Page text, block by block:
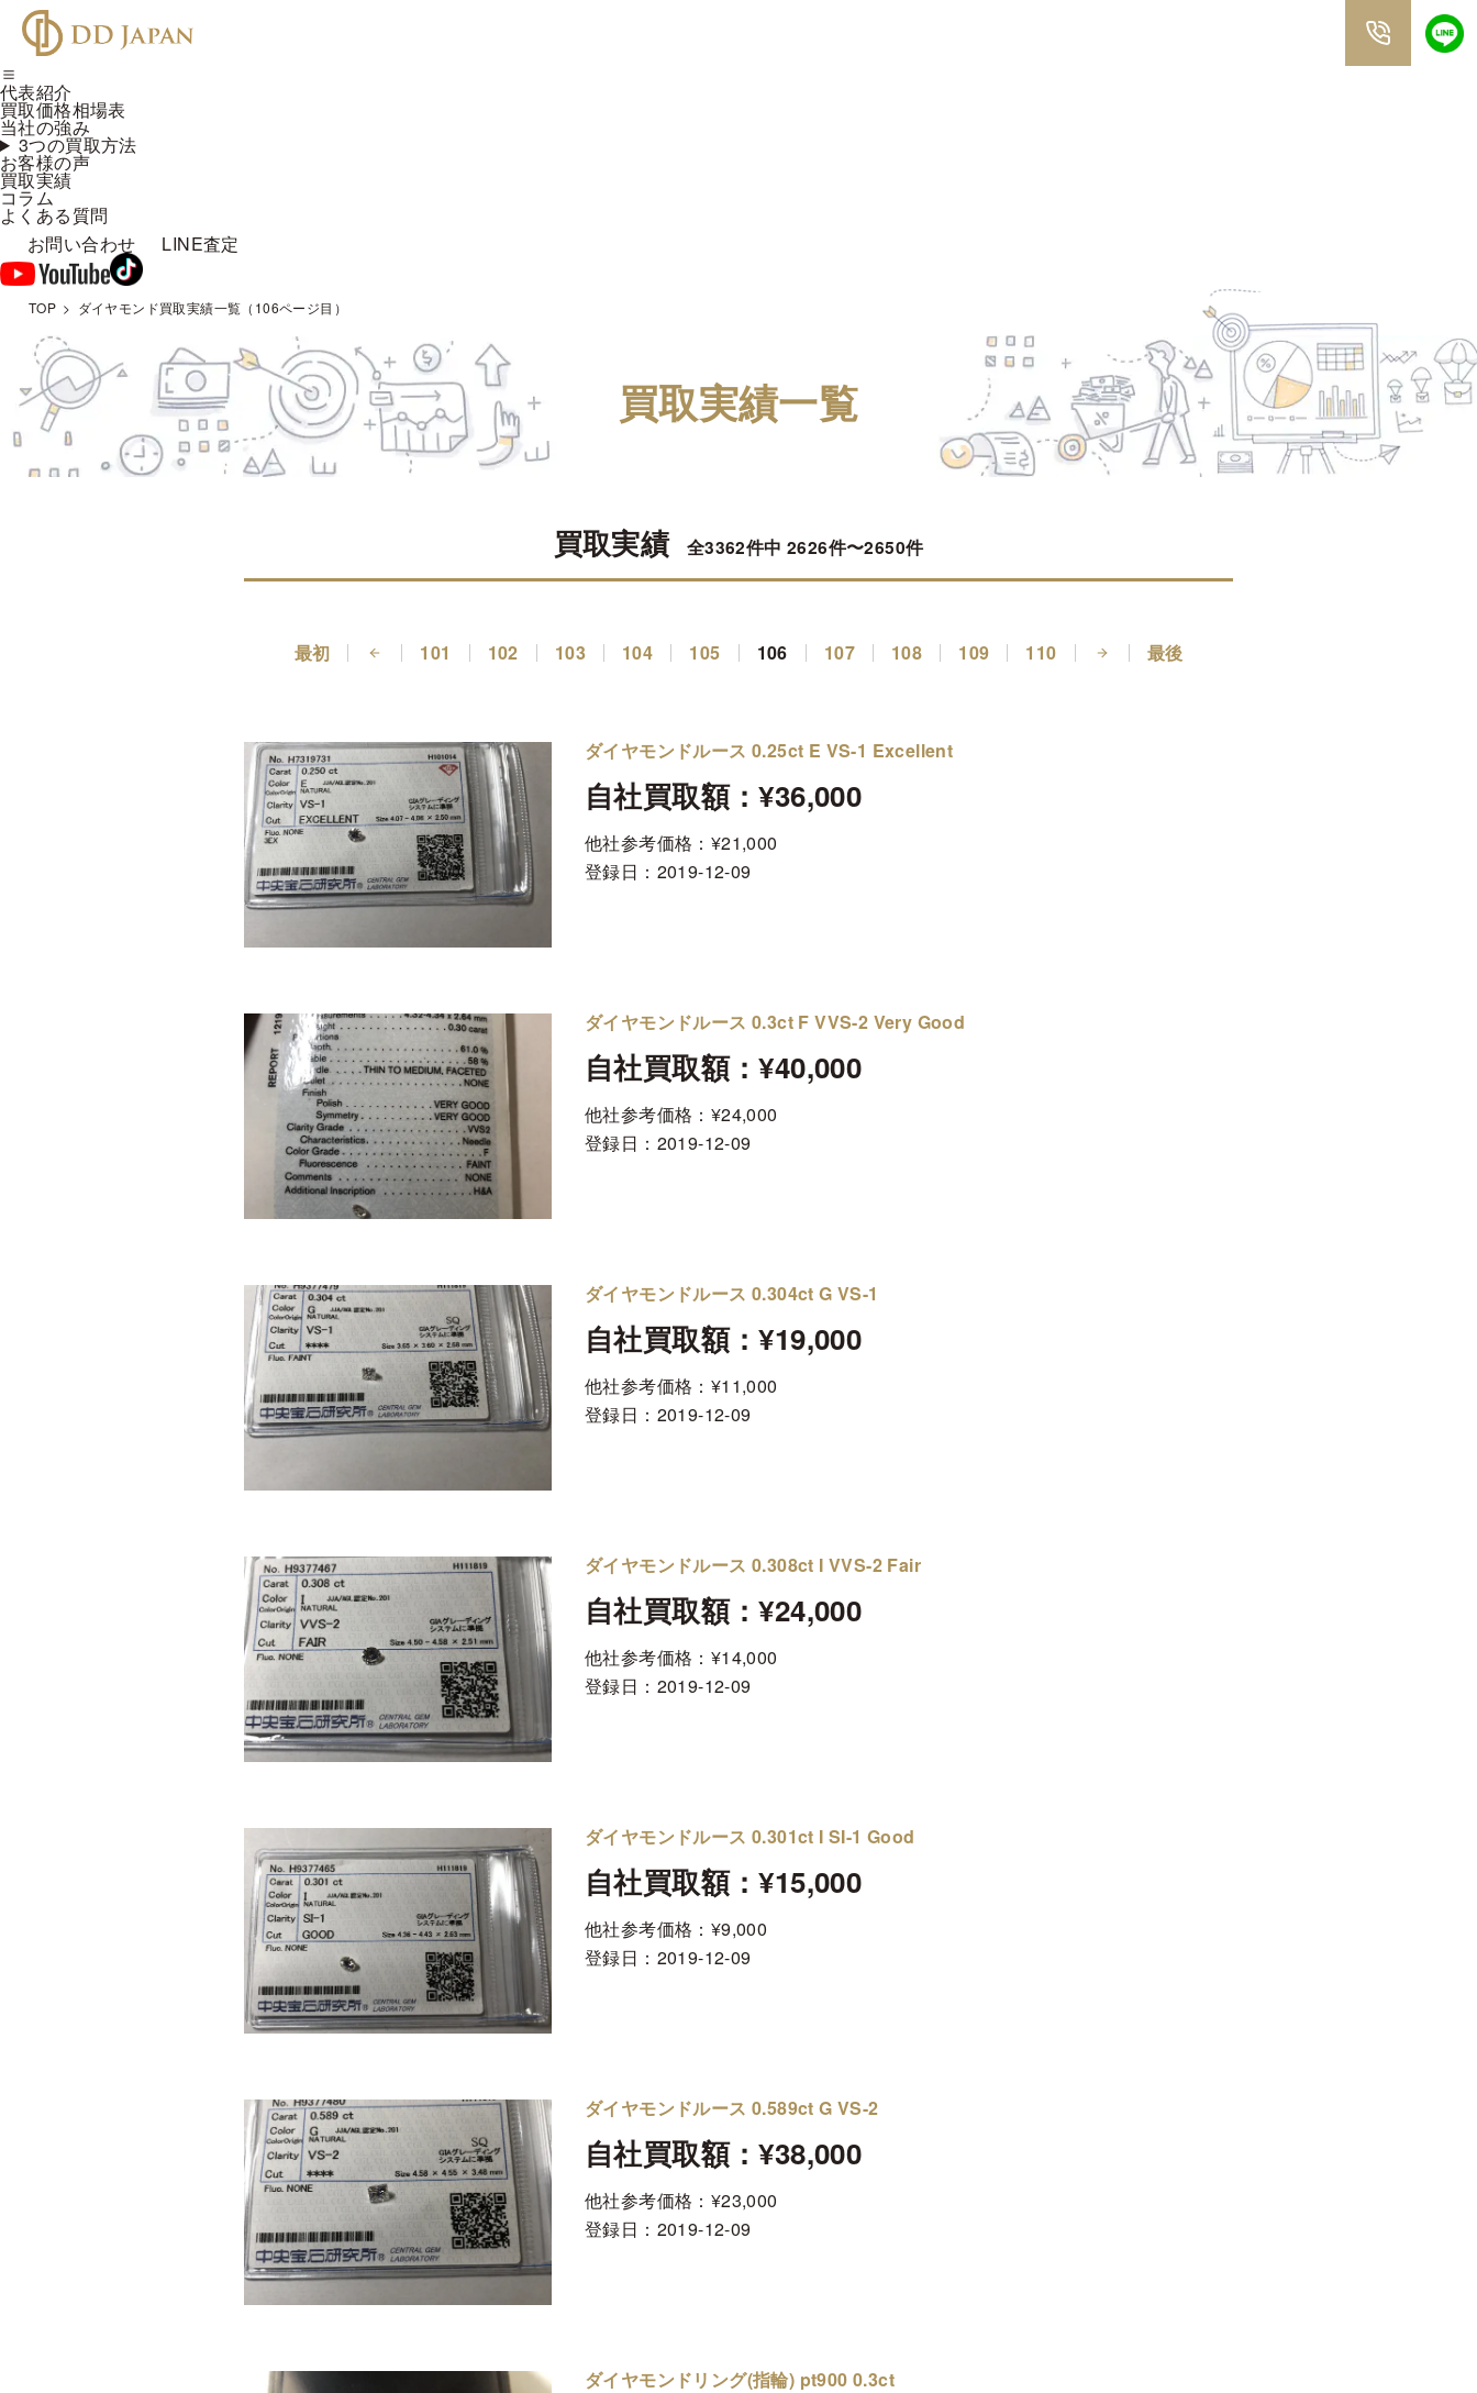
代表紹介
買取価格相場表
当社の強み
3つの買取方法
お客様の声
買取実績
コラム
よくある質問
お問い合わせ
LINE査定
TOP ダイヤモンド買取実績一覧（106ページ目）
買取実績一覧
買取実績 全3362件中 2626件〜2650件
最初 101 102 103 104 105 106 107 108 109 110 最後
ダイヤモンドルース 0.25ct E VS-1 Excellent
自社買取額：¥36,000
他社参考価格：¥21,000
登録日： 2019-12-09
ダイヤモンドルース 0.3ct F VVS-2 Very Good
自社買取額：¥40,000
他社参考価格：¥24,000
登録日： 2019-12-09
ダイヤモンドルース 0.304ct G VS-1
自社買取額：¥19,000
他社参考価格：¥11,000
登録日： 2019-12-09
ダイヤモンドルース 0.308ct I VVS-2 Fair
自社買取額：¥24,000
他社参考価格：¥14,000
登録日： 2019-12-09
ダイヤモンドルース 0.301ct I SI-1 Good
自社買取額：¥15,000
他社参考価格：¥9,000
登録日： 2019-12-09
ダイヤモンドルース 0.589ct G VS-2
自社買取額：¥38,000
他社参考価格：¥23,000
登録日： 2019-12-09
ダイヤモンドリング(指輪) pt900 0.3ct